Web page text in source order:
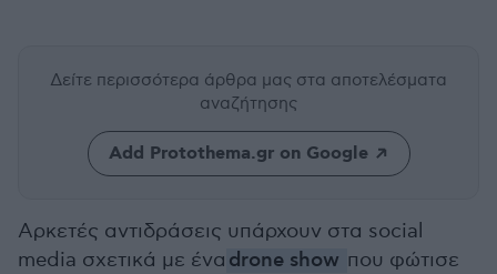
Δείτε περισσότερα άρθρα μας στα αποτελέσματα
αναζήτησης
Add Protothema.gr on Google
Αρκετές αντιδράσεις υπάρχουν στα social
media σχετικά με ένα drone show που φώτισε